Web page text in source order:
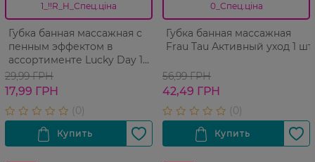
1_!!R_H_Спец.ціна
Губка банная массажная с
пенным эффектом в
ассортименте Lucky Day 1
шт
29,99 ГРН
17,99 ГРН
0_Спец.ціна
Губка банная массажная
Frau Tau Активный уход 1 шт
56,99 ГРН
42,49 ГРН